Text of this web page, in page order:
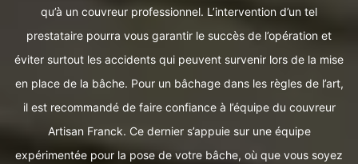
qu’à un couvreur professionnel. L’intervention d’un tel
prestataire pourra vous garantir le succès de l’opération et
éviter surtout les accidents qui peuvent survenir lors de la mise
en place de la bâche. Pour un bâchage dans les règles de l’art,
il est recommandé de faire confiance à l’équipe du couvreur
Artisan Franck. Ce dernier s’appuie sur une équipe
expérimentée pour la pose de votre bâche, où que vous soyez